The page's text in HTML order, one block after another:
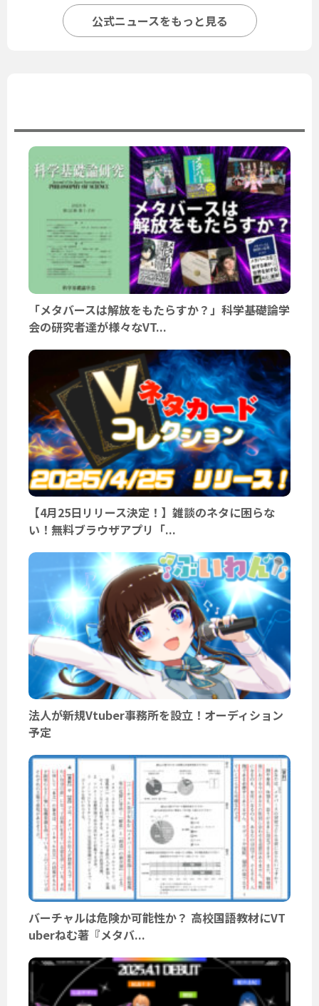
公式ニュースをもっと見る
「メタバースは解放をもたらすか？」科学基礎論学
会の研究者達が様々なVT...
【4月25日リリース決定！】雑談のネタに困らな
い！無料ブラウザアプリ「...
法人が新規Vtuber事務所を設立！オーディション
予定
バーチャルは危険か可能性か？ 高校国語教材にVT
uberねむ著『メタバ...